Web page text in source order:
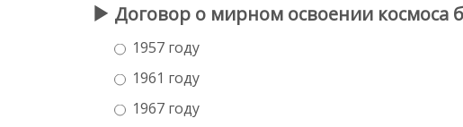
Договор о мирном освоении космоса
1957 году
1961 году
1967 году